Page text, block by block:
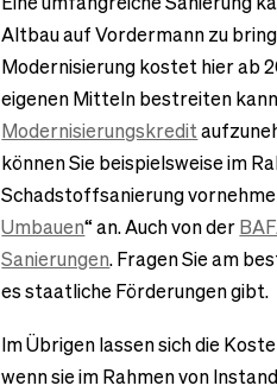
Altbau auf Vordermann zu
Modernisierung kostet hier ab
eigenen Mitteln bestreiten
Modernisierungskredit
können Sie beispielsweise im
Schadstoffsanierung
Umbauen“ an. Auch von der
Sanierungen. Fragen Sie am
es staatliche Förderungen gibt.
Im Übrigen lassen sich die
wenn sie im Rahmen von